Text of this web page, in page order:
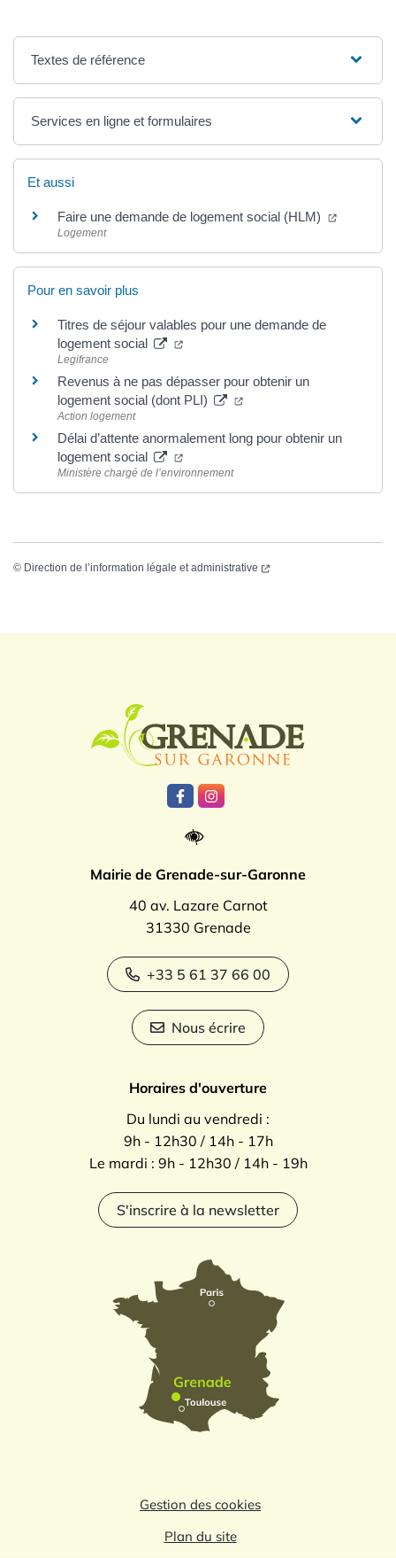
Textes de référence
Services en ligne et formulaires
Et aussi
Faire une demande de logement social (HLM)
Logement
Pour en savoir plus
Titres de séjour valables pour une demande de
logement social
Legifrance
Revenus à ne pas dépasser pour obtenir un
logement social (dont PLI)
Action logement
Délai d’attente anormalement long pour obtenir un
logement social
Ministère chargé de l’environnement
© Direction de l’information légale et administrative
Lien vers le compte Facebook
Lien vers le compte
Mairie de Grenade-sur-Garonne
40 av. Lazare Carnot
31330 Grenade
+33 5 61 37 66 00
Nous écrire
Horaires d'ouverture
Du lundi au vendredi :
9h - 12h30 / 14h - 17h
Le mardi : 9h - 12h30 / 14h - 19h
S'inscrire à la newsletter
Gestion des cookies
Plan du site